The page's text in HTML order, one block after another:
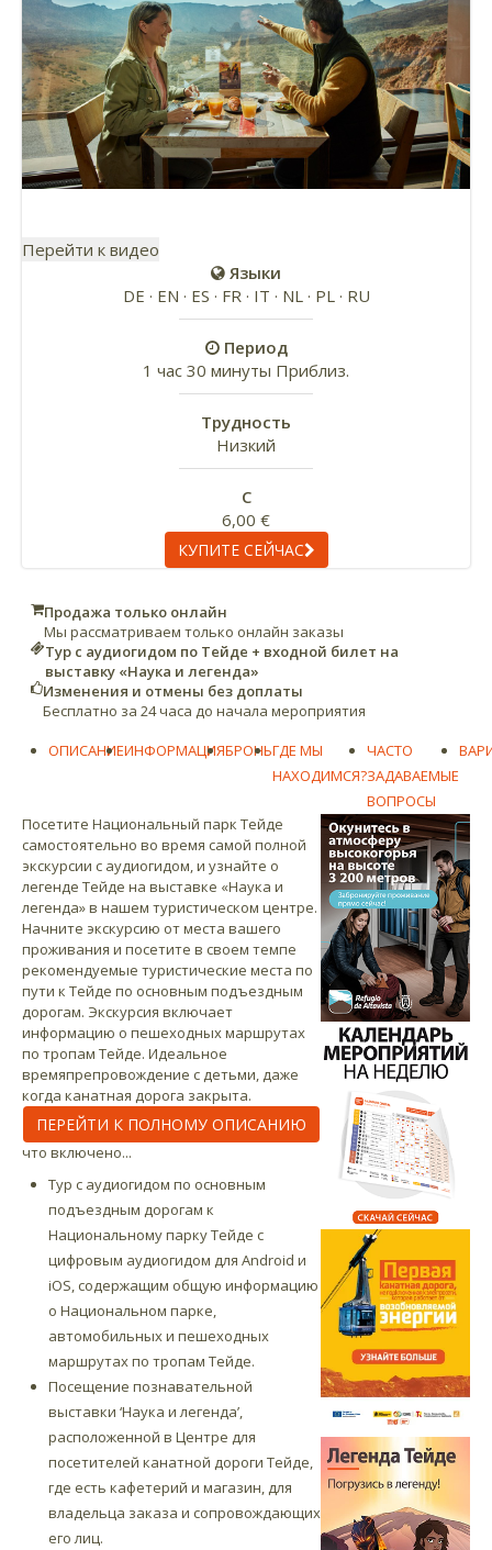
Перейти к видео
Языки
DE · EN · ES · FR · IT · NL · PL · RU
Период
1 час 30 минуты Приблиз.
Трудность
Низкий
С
6,00 €
КУПИТЕ СЕЙЧАС
Продажа только онлайн
Мы рассматриваем только онлайн заказы
Тур с аудиогидом по Тейде + входной билет на
выставку «Наука и легенда»
Изменения и отмены без доплаты
Бесплатно за 24 часа до начала мероприятия
ОПИСАНИЕИНФОРМАЦИЯБРОНЬГДЕ МЫ
НАХОДИМСЯ?
ЧАСТО
ЗАДАВАЕМЫЕ
ВОПРОСЫ
Посетите Национальный парк Тейде
самостоятельно во время самой полной
экскурсии с аудиогидом, и узнайте о
легенде Тейде на выставке «Наука и
легенда» в нашем туристическом центре.
Начните экскурсию от места вашего
проживания и посетите в своем темпе
рекомендуемые туристические места по
пути к Тейде по основным подъездным
дорогам. Экскурсия включает
информацию о пешеходных маршрутах
по тропам Тейде. Идеальное
времяпрепровождение с детьми, даже
когда канатная дорога закрыта.
ПЕРЕЙТИ К ПОЛНОМУ ОПИСАНИЮ
что включено...
Тур с аудиогидом по основным
подъездным дорогам к
Национальному парку Тейде с
цифровым аудиогидом для Android и
iOS, содержащим общую информацию
о Национальном парке,
автомобильных и пешеходных
маршрутах по тропам Тейде.
Посещение познавательной
выставки ‘Наука и легенда’,
расположенной в Центре для
посетителей канатной дороги Тейде,
где есть кафетерий и магазин, для
владельца заказа и сопровождающих
его лиц.